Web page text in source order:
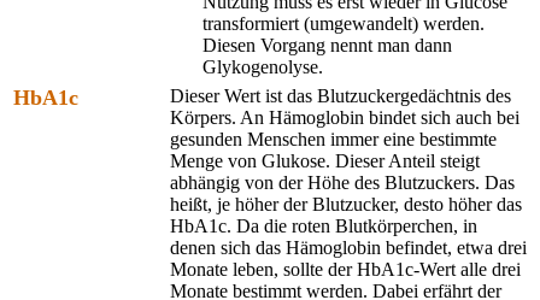
transformiert (umgewandelt) werden.
Diesen Vorgang nennt man dann
Glykogenolyse.
HbA1c
Dieser Wert ist das Blutzuckergedächtnis des
Körpers. An Hämoglobin bindet sich auch bei
gesunden Menschen immer eine bestimmte
Menge von Glukose. Dieser Anteil steigt
abhängig von der Höhe des Blutzuckers. Das
heißt, je höher der Blutzucker, desto höher das
HbA1c. Da die roten Blutkörperchen, in
denen sich das Hämoglobin befindet, etwa drei
Monate leben, sollte der HbA1c-Wert alle drei
Monate bestimmt werden. Dabei erfährt der